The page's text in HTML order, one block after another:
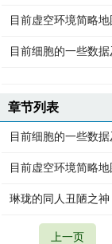
目前虚空环境简略地
目前细胞的一些数
章节列表
目前细胞的一些数
目前虚空环境简略地
琳珑的同人丑陋之神
上一页